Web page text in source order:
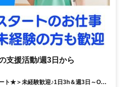
支援活動/週3日から
ト★＞未経験歓迎♪1日3h＆週3日～OK